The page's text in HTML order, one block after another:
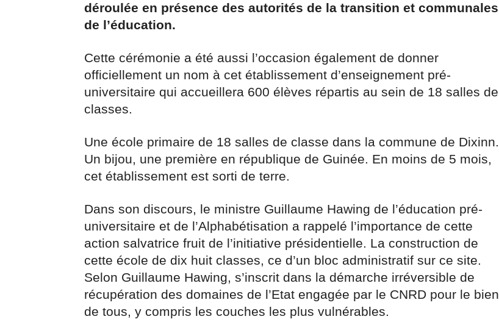
déroulée en présence des autorités de la transition et communales
de l’éducation.
Cette cérémonie a été aussi l’occasion également de donner
officiellement un nom à cet établissement d’enseignement pré-
universitaire qui accueillera 600 élèves répartis au sein de 18 salles de
classes.
Une école primaire de 18 salles de classe dans la commune de Dixinn.
Un bijou, une première en république de Guinée. En moins de 5 mois,
cet établissement est sorti de terre.
Dans son discours, le ministre Guillaume Hawing de l’éducation pré-
universitaire et de l’Alphabétisation a rappelé l’importance de cette
action salvatrice fruit de l’initiative présidentielle. La construction de
cette école de dix huit classes, ce d’un bloc administratif sur ce site.
Selon Guillaume Hawing, s’inscrit dans la démarche irréversible de
récupération des domaines de l’Etat engagée par le CNRD pour le bien
de tous, y compris les couches les plus vulnérables.